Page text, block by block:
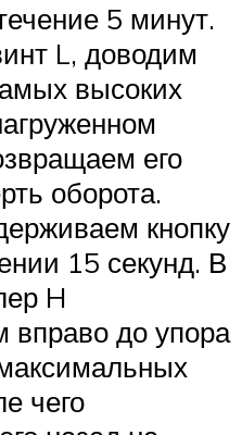
5 минут.
L, доводим
высоких
его
оборота.
кнопку
15 секунд. В
H
вправо до упора
чего